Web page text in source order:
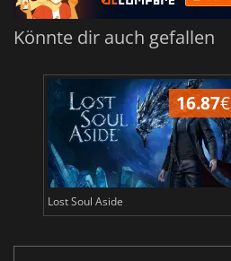
Könnte dir auch gefallen
16.87€
Lost Soul Aside